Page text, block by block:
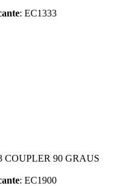
: EC1333
COUPLER 90 GRAUS
: EC1900